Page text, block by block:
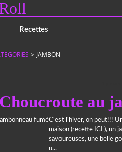
Recettes
> JAMBON
Choucroute au
C'est l'hiver, on peut!!!
maison (recette ICI ), un
savoureuses, une belle
u...